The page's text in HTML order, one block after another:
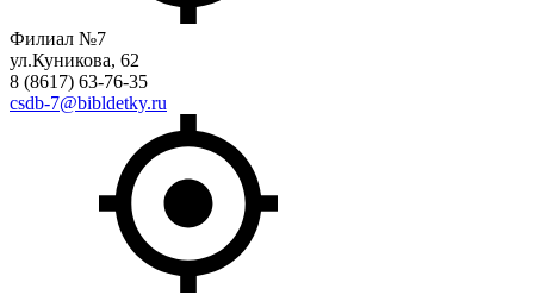
Филиал №7
ул.Куникова, 62
8 (8617) 63-76-35
csdb-7@bibldetky.ru